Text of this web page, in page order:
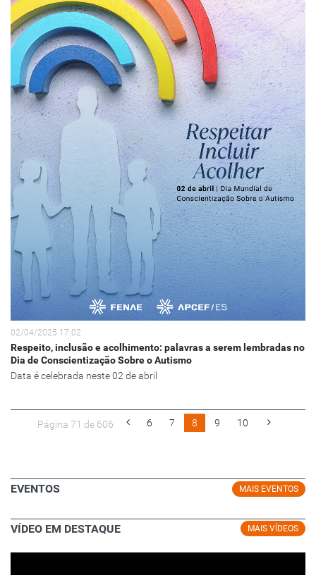
02/04/2025 17:02
Respeito, inclusão e acolhimento: palavras a serem lembradas no
Dia de Conscientização Sobre o Autismo
Data é celebrada neste 02 de abril
Página 71 de 606 6 7 8 9 10
MAIS EVENTOS
EVENTOS
MAIS VÍDEOS
VÍDEO EM DESTAQUE